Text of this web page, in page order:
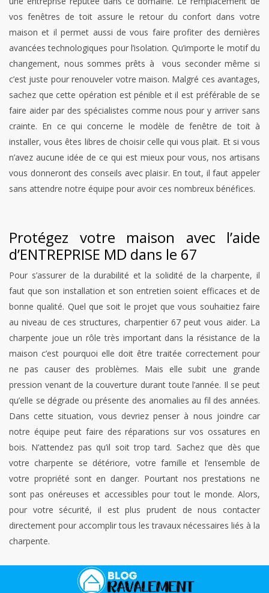
vos fenêtres de toit assure le retour du confort dans votre
maison et il permet aussi de vous faire profiter des dernières
avancées technologiques pour l’isolation. Qu’importe le motif du
changement, nous sommes prêts à vous seconder même si
c’est juste pour renouveler votre maison. Malgré ces avantages,
sachez que cette opération est pénible et il est préférable de se
faire aider par des spécialistes comme nous pour y arriver sans
crainte. En ce qui concerne le modèle de fenêtre de toit à
installer, vous êtes libres de choisir celle qui vous plait. Et si vous
n’avez aucune idée de ce qui est mieux pour vous, nos artisans
vous donneront des conseils avec plaisir. En tout, il faut appeler
sans attendre notre équipe pour avoir ces nombreux bénéfices.
Protégez votre maison avec l’aide
d’ENTREPRISE MD dans le 67
Pour s’assurer de la durabilité et la solidité de la charpente, il
faut que son installation et son entretien soient efficaces et de
bonne qualité. Quel que soit le projet que vous souhaitiez faire
au niveau de ces structures, charpentier 67 peut vous aider. La
charpente joue un rôle très important dans la résistance de la
maison c’est pourquoi elle doit être traitée correctement pour
ne pas causer des problèmes. Mais elle subit une grande
pression venant de la couverture durant toute l’année. Il se peut
qu’elle se dégrade ou présente des anomalies au fil des années.
Dans cette situation, vous devriez penser à nous joindre car
notre équipe peut faire des réparations sur vos ossatures en
bois. N’attendez pas qu’il soit trop tard. Sachez que dès que
votre charpente se détériore, votre famille et l’ensemble de
votre propriété sont en danger. Pourtant nos prestations ne
sont pas onéreuses et accessibles pour tout le monde. Alors,
pour votre sécurité, il est plus prudent de nous contacter
directement pour accomplir tous les travaux nécessaires liés à la
charpente.